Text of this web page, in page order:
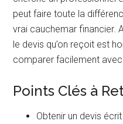
peut faire toute la
vrai cauchemar financier.
le devis qu’on reçoit est
comparer facilement avec
Points Clés à
Obtenir un devis